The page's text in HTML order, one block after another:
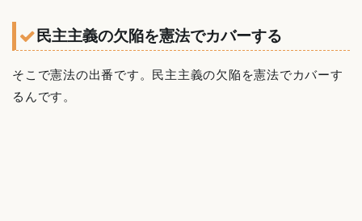
民主主義の欠陥を憲法でカバーする
そこで憲法の出番です。民主主義の欠陥を憲法でカバーす
るんです。